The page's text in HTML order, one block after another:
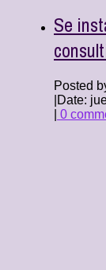
Se
Posted
Date:
0